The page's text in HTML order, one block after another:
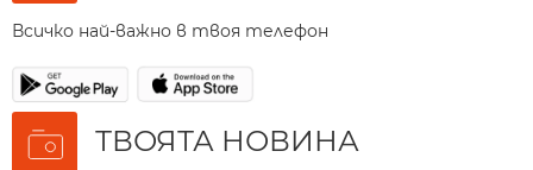
Всичко най-важно в твоя телефон
ТВОЯТА НОВИНА